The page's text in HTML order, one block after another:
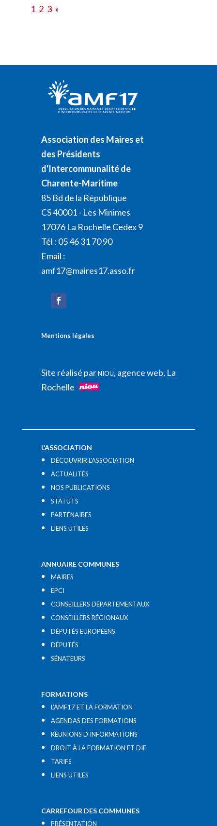
1 2 3 »
Association des Maires et
des Présidents
d'Intercommunalité de
Charente-Maritime
85 Bd de la République
CS 40001 - Les Minimes
17076 La Rochelle Cedex 9
Tél : 05 46 31 70 90
Email :
amf17@maires17.asso.fr
Mentions légales
Site réalisé parNIOU, agence web, La
Rochelle
L’ASSOCIATION
DÉCOUVRIR L’ASSOCIATION
ACTUALITÉS
NOS PUBLICATIONS
STATUTS
PARTENAIRES
LIENS UTILES​
ANNUAIRE COMMUNES
MAIRES
EPCI
CONSEILLERS DÉPARTEMENTAUX
CONSEILLERS RÉGIONAUX
DÉPUTÉS EUROPÉENS
DÉPUTÉS
SÉNATEURS
FORMATIONS
L’AMF17 ET LA FORMATION
AGENDAS DES FORMATIONS
RÉUNIONS D’INFORMATIONS
DROIT À LA FORMATION ET DIF
TARIFS
LIENS UTILES​
CARREFOUR DES COMMUNES
PRÉSENTATION